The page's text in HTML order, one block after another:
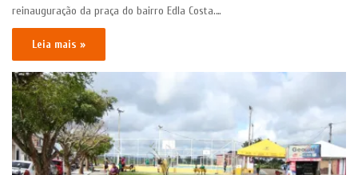
reinauguração da praça do bairro Edla Costa.…
Leia mais »